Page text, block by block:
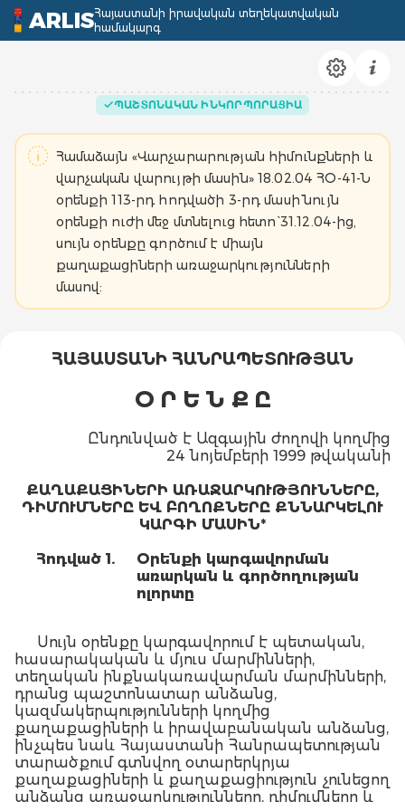
ARLISՀայաստանի իրավական տեղեկատվական
համակարգ
ՊԱՇՏՈՆԱԿԱՆ ԻՆԿՈՐՊՈՐԱՑԻԱ
Համաձայն «Վարչարարության հիմունքների և
վարչական վարույթի մասին» 18.02.04 ՀՕ-41-Ն
օրենքի 113-րդ հոդվածի 3-րդ մասի` նույն
օրենքի ուժի մեջ մտնելուց հետո` 31.12.04-ից,
սույն օրենքը գործում է միայն
քաղաքացիների առաջարկությունների
մասով:
ՀԱՅԱՍՏԱՆԻ ՀԱՆՐԱՊԵՏՈՒԹՅԱՆ
Օ Ր Ե Ն Ք Ը
Ընդունված է Ազգային ժողովի կողմից
24 նոյեմբերի 1999 թվականի
ՔԱՂԱՔԱՑԻՆԵՐԻ ԱՌԱՋԱՐԿՈՒԹՅՈՒՆՆԵՐԸ,
ԴԻՄՈՒՄՆԵՐԸ ԵՎ ԲՈՂՈՔՆԵՐԸ ՔՆՆԱՐԿԵԼՈՒ
ԿԱՐԳԻ ՄԱՍԻՆ*
Հոդված 1.
Օրենքի կարգավորման
առարկան և գործողության
ոլորտը
Սույն օրենքը կարգավորում է պետական,
հասարակական և մյուս մարմինների,
տեղական ինքնակառավարման մարմինների,
դրանց պաշտոնատար անձանց,
կազմակերպությունների կողմից
քաղաքացիների և իրավաբանական անձանց,
ինչպես նաև Հայաստանի Հանրապետության
տարածքում գտնվող օտարերկրյա
քաղաքացիների և քաղաքացիություն չունեցող
անձանց առաջարկությունները, դիմումները և